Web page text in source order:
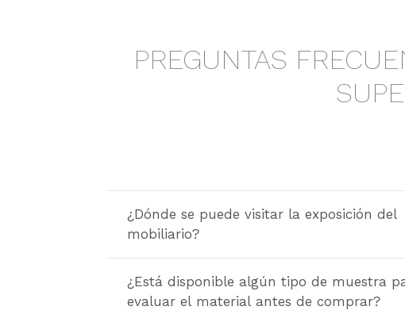
PREGUNTAS
¿Dónde se puede visitar la exposición del
mobiliario?
¿Está disponible algún tipo de muestra
evaluar el material antes de comprar?